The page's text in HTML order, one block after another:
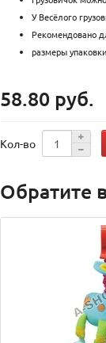
У Весёлого
Рекомендовано
размеры
58.80 руб.
Кол-во
Обратите